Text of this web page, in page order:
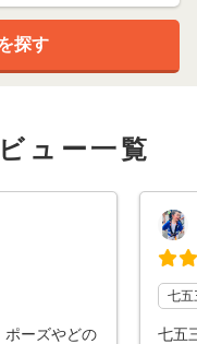
ュー一覧
ポーズやどの
七五
七五